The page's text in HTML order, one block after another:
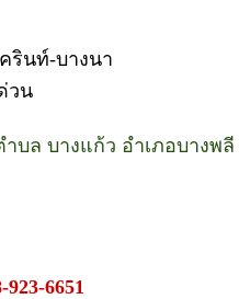
รินท์-บางนา
วน
ล บางแก้ว อำเภอบางพลี
6651